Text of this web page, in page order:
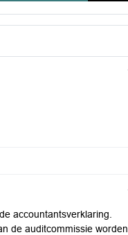
accountantsverklaring.
de auditcommissie worden